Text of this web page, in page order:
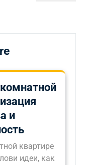
и
квартире
идеи, как